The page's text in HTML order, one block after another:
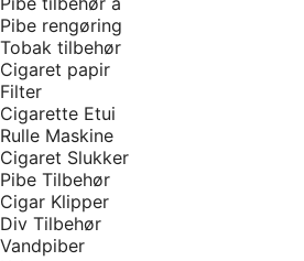
Pibe rengøring
Tobak tilbehør
Cigaret papir
Filter
Cigarette Etui
Rulle Maskine
Cigaret Slukker
Pibe Tilbehør
Cigar Klipper
Div Tilbehør
Vandpiber